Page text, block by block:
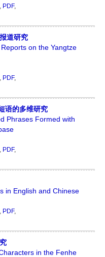
PDF,
道研究
on the Yangtze
PDF,
语的多维研究
Phrases Formed with
PDF,
in English and Chinese
PDF,
in the Fenhe